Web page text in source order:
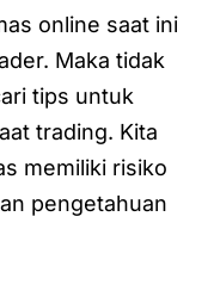
online saat ini
Maka tidak
tips untuk
trading. Kita
memiliki risiko
pengetahuan